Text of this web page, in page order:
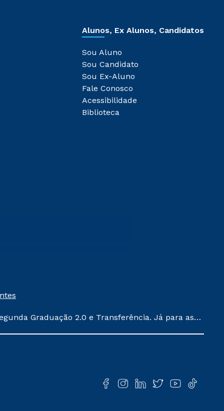
Alunos, Ex Alunos, Candidatos
Sou Aluno
Sou Candidato
Sou Ex-Aluno
Fale Conosco
Acessibilidade
Biblioteca
Graduação 2.0 e Transferência. Já para as